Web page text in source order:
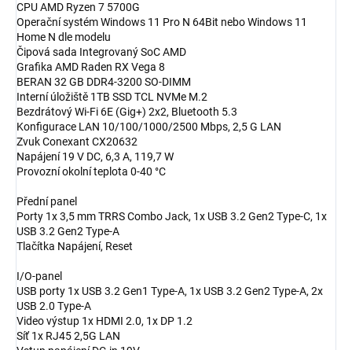
CPU AMD Ryzen 7 5700G
Operační systém Windows 11 Pro N 64Bit nebo Windows 11
Home N dle modelu
Čipová sada Integrovaný SoC AMD
Grafika AMD Raden RX Vega 8
BERAN 32 GB DDR4-3200 SO-DIMM
Interní úložiště 1TB SSD TCL NVMe M.2
Bezdrátový Wi-Fi 6E (Gig+) 2x2, Bluetooth 5.3
Konfigurace LAN 10/100/1000/2500 Mbps, 2,5 G LAN
Zvuk Conexant CX20632
Napájení 19 V DC, 6,3 A, 119,7 W
Provozní okolní teplota 0-40 °C
Přední panel
Porty 1x 3,5 mm TRRS Combo Jack, 1x USB 3.2 Gen2 Type-C, 1x
USB 3.2 Gen2 Type-A
Tlačítka Napájení, Reset
I/O-panel
USB porty 1x USB 3.2 Gen1 Type-A, 1x USB 3.2 Gen2 Type-A, 2x
USB 2.0 Type-A
Video výstup 1x HDMI 2.0, 1x DP 1.2
Síť 1x RJ45 2,5G LAN